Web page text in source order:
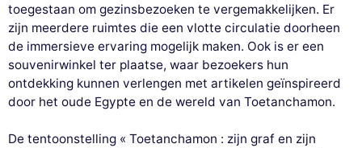
toegestaan om gezinsbezoeken te vergemakkelijken. Er
zijn meerdere ruimtes die een vlotte circulatie doorheen
de immersieve ervaring mogelijk maken. Ook is er een
souvenirwinkel ter plaatse, waar bezoekers hun
ontdekking kunnen verlengen met artikelen geïnspireerd
door het oude Egypte en de wereld van Toetanchamon.
De tentoonstelling « Toetanchamon : zijn graf en zijn